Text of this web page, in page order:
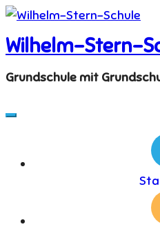
Skip
to
content
Wilhelm-Stern-
Grundschule mit